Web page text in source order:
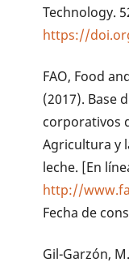
Technology.
https://
FAO, Food
(2017). Base
corporativos
Agricultura y
leche. [En
http://
Fecha de
Gil-Garzón,